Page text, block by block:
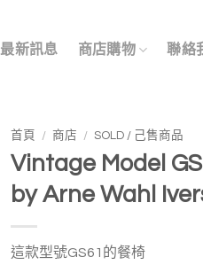
最新訊息 商店購物 聯絡
首頁 / 商店 / SOLD / 己售商品
Vintage Model
by Arne Wahl
這款型號GS61的餐椅